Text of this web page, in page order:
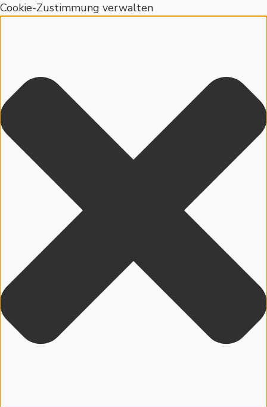
Cookie-Zustimmung verwalten